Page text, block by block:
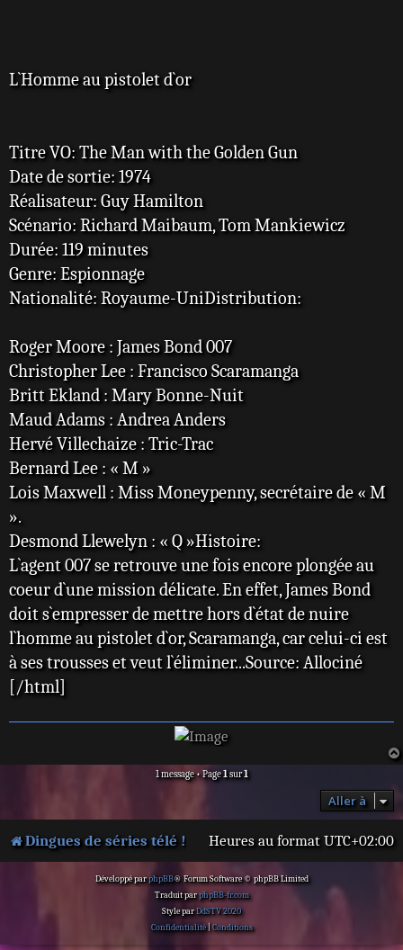
L`Homme au pistolet d`or
Titre VO: The Man with the Golden Gun
Date de sortie: 1974
Réalisateur: Guy Hamilton
Scénario: Richard Maibaum, Tom Mankiewicz
Durée: 119 minutes
Genre: Espionnage
Nationalité: Royaume-UniDistribution:
Roger Moore : James Bond 007
Christopher Lee : Francisco Scaramanga
Britt Ekland : Mary Bonne-Nuit
Maud Adams : Andrea Anders
Hervé Villechaize : Tric-Trac
Bernard Lee : « M »
Lois Maxwell : Miss Moneypenny, secrétaire de « M
».
Desmond Llewelyn : « Q »Histoire:
L`agent 007 se retrouve une fois encore plongée au
coeur d`une mission délicate. En effet, James Bond
doit s`empresser de mettre hors d`état de nuire
l`homme au pistolet d`or, Scaramanga, car celui-ci est
à ses trousses et veut l`éliminer...Source: Allociné
[/html]
1 message • Page1sur1
Aller à
Dingues de séries télé ! Heures au format UTC+02:00
Développé parphpBB® Forum Software © phpBB Limited
Traduit parphpBB-fr.com
Style parDdSTV 2020
Confidentialité|Conditions